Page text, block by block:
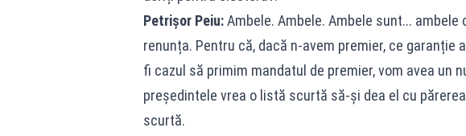
Petrișor Peiu:Ambele. Ambele. Ambele sunt...
renunța. Pentru că, dacă n-avem premier, ce garanție
fi cazul să primim mandatul de premier, vom avea un
președintele vrea o listă scurtă să-și dea el cu
scurtă.